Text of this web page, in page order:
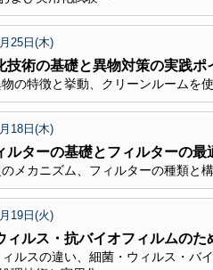
25日(木)
技術の基礎と異物対策の実践
物の特徴と挙動、クリーンルームを
18日(木)
ルターの基礎とフィルターの
のメカニズム、フィルターの種類と
19日(火)
ィルス・抗バイオフィルムの
ルスの違い、細菌・ウィルス・バ